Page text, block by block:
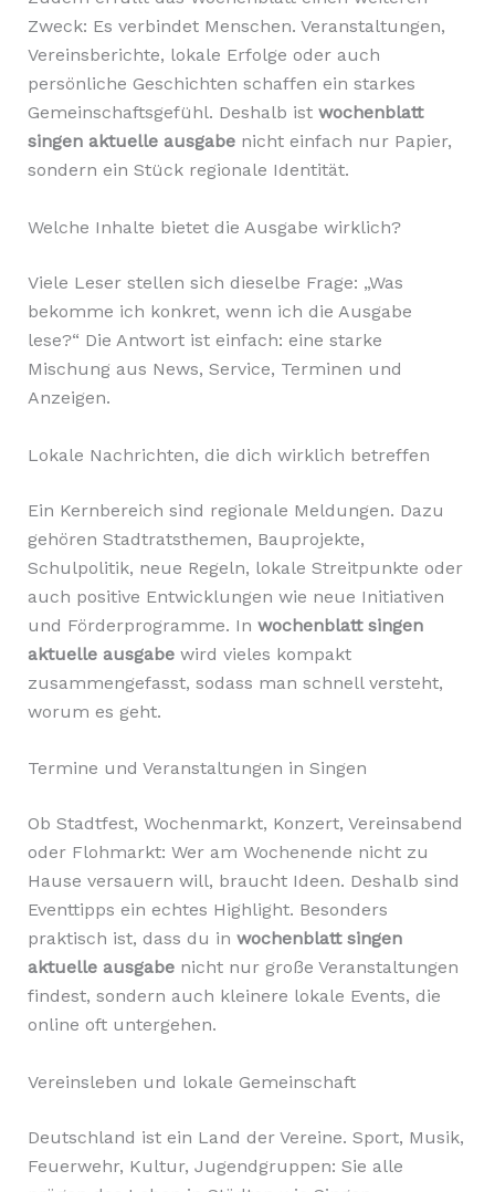
Zweck: Es verbindet Menschen. Veranstaltungen,
Vereinsberichte, lokale Erfolge oder auch
persönliche Geschichten schaffen ein starkes
Gemeinschaftsgefühl. Deshalb ist wochenblatt
singen aktuelle ausgabenicht einfach nur Papier,
sondern ein Stück regionale Identität.
Welche Inhalte bietet die Ausgabe wirklich?
Viele Leser stellen sich dieselbe Frage: „Was
bekomme ich konkret, wenn ich die Ausgabe
lese?“ Die Antwort ist einfach: eine starke
Mischung aus News, Service, Terminen und
Anzeigen.
Lokale Nachrichten, die dich wirklich betreffen
Ein Kernbereich sind regionale Meldungen. Dazu
gehören Stadtratsthemen, Bauprojekte,
Schulpolitik, neue Regeln, lokale Streitpunkte oder
auch positive Entwicklungen wie neue Initiativen
und Förderprogramme. In wochenblatt singen
aktuelle ausgabewird vieles kompakt
zusammengefasst, sodass man schnell versteht,
worum es geht.
Termine und Veranstaltungen in Singen
Ob Stadtfest, Wochenmarkt, Konzert, Vereinsabend
oder Flohmarkt: Wer am Wochenende nicht zu
Hause versauern will, braucht Ideen. Deshalb sind
Eventtipps ein echtes Highlight. Besonders
praktisch ist, dass du in wochenblatt singen
aktuelle ausgabenicht nur große Veranstaltungen
findest, sondern auch kleinere lokale Events, die
online oft untergehen.
Vereinsleben und lokale Gemeinschaft
Deutschland ist ein Land der Vereine. Sport, Musik,
Feuerwehr, Kultur, Jugendgruppen: Sie alle